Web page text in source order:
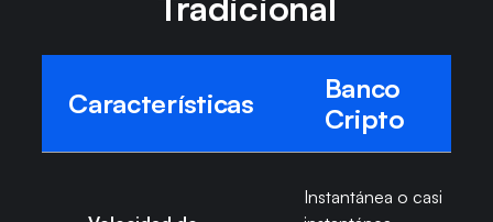
Características
Banco
Cripto
Instantánea o casi